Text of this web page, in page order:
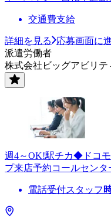
交通費支給
詳細を見る
応募画面に
派遣労働者
株式会社ビッグアビリテ
週4～OK!駅チカ◆ドコ
プ来店予約コールセンタ
電話受付スタッフ